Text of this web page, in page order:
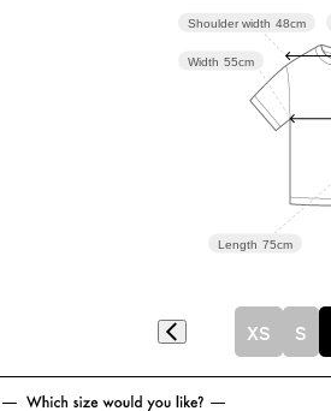
Length 75cm
Width 55cm
Shoulder width 48cm
XS S